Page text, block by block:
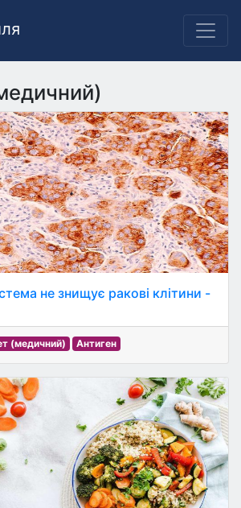
не знищує ракові клітини -
(медичний) Антиген